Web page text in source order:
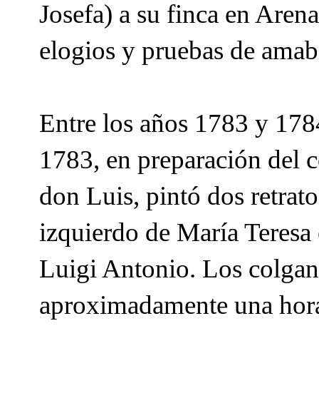
Josefa) a su finca en
elogios y pruebas de
Entre los años 1783 y
1783, en preparación del
don Luis, pintó dos
izquierdo de María
Luigi Antonio. Los
aproximadamente una